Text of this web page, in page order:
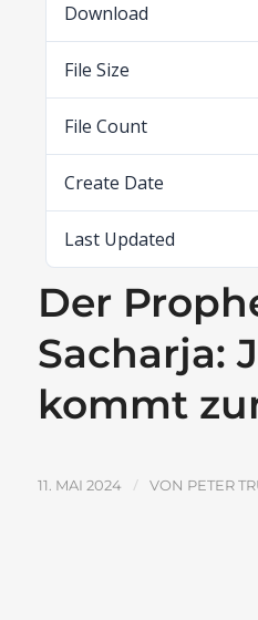
Download
File Size
File Count
Create Date
Last Updated
Der
Sacharja:
kommt
11. MAI 2024 / VON PETER